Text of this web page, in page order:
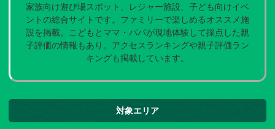
家族向け遊び場スポット、レジャー施設、子ども向けイベ
ントの総合サイトです。ファミリーで楽しめるオススメ施
設を掲載。こどもとママ・パパが現地体験して採点した親
子評価の情報もあり。アクセスランキングや親子評価ラン
キングも掲載しています。
対象エリア